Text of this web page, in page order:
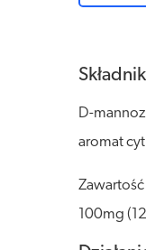
D-
aromat
100mg